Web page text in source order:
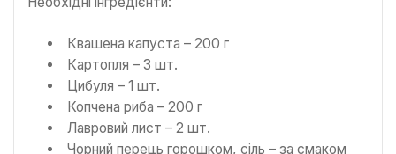
Квашена капуста – 200 г
Картопля – 3 шт.
Цибуля – 1 шт.
Копчена риба – 200 г
Лавровий лист – 2 шт.
Чорний перець горошком, сіль – за смаком